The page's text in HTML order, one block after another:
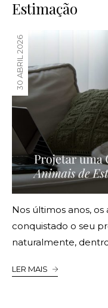
Estimação
30 ABRIL 2026
Nos últimos anos,
conquistado o seu
naturalmente,
LER MAIS